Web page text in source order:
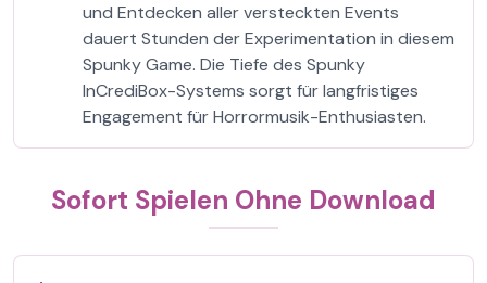
und Entdecken aller versteckten Events
dauert Stunden der Experimentation in diesem
Spunky Game. Die Tiefe des Spunky
InCrediBox-Systems sorgt für langfristiges
Engagement für Horrormusik-Enthusiasten.
Sofort Spielen Ohne Download